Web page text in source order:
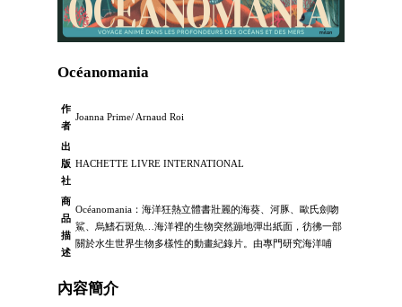
Océanomania
作
者
Joanna Prime/ Arnaud Roi
出
版
社
HACHETTE LIVRE INTERNATIONAL
商
品
描
述
Océanomania：海洋狂熱立體書壯麗的海葵、河豚、歐氏劍吻
鯊、烏鰭石斑魚…海洋裡的生物突然蹦地彈出紙面，彷彿一部
關於水生世界生物多樣性的動畫紀錄片。由專門研究海洋哺
內容簡介